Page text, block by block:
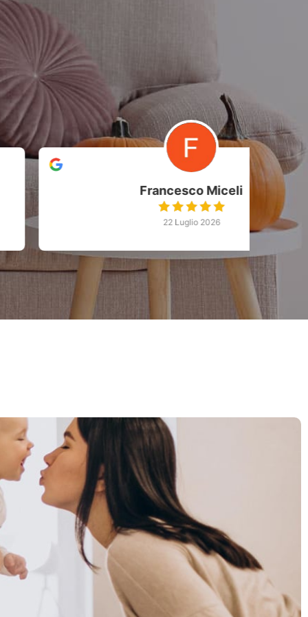
Francesco Miceli